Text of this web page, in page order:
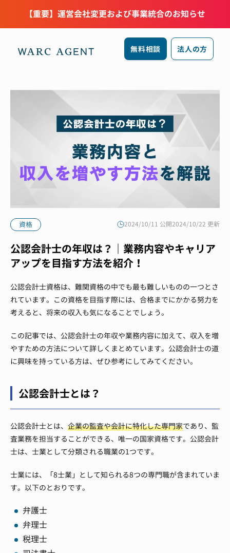
【重要】運営会社変更および事業統合のお知らせ
無料相談 法人の方
資格 2024/10/11 公開2024/10/22 更新
公認会計士の年収は？｜業務内容やキャリア
アップを目指す方法を紹介！
公認会計士資格は、難関資格の中でも最も難しいものの一つとさ
れています。この資格を目指す際には、合格までにかかる努力を
考えると、将来の収入も気になることでしょう。
この記事では、公認会計士の年収や業務内容に加えて、収入を増
やすための方法について詳しくまとめています。公認会計士の道
に興味を持っている方は、ぜひ参考にしてみてください。
公認会計士とは？
公認会計士とは、 企業の監査や会計に特化した専門家であり、監
査業務を担当することができる、唯一の国家資格です。公認会計
士は、士業として分類される職業の1つです。
士業には、「8士業」として知られる8つの専門職が含まれていま
す。以下のとおりです。
弁護士
弁理士
税理士